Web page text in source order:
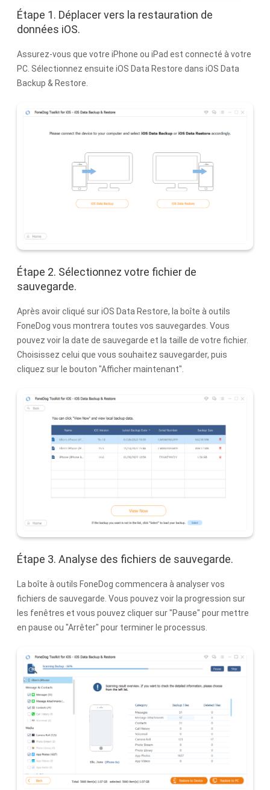
Étape 1. Déplacer vers la restauration de
données iOS.
Assurez-vous que votre iPhone ou iPad est connecté à votre
PC. Sélectionnez ensuite iOS Data Restore dans iOS Data
Backup & Restore.
Étape 2. Sélectionnez votre fichier de
sauvegarde.
Après avoir cliqué sur iOS Data Restore, la boîte à outils
FoneDog vous montrera toutes vos sauvegardes. Vous
pouvez voir la date de sauvegarde et la taille de votre fichier.
Choisissez celui que vous souhaitez sauvegarder, puis
cliquez sur le bouton "Afficher maintenant".
Étape 3. Analyse des fichiers de sauvegarde.
La boîte à outils FoneDog commencera à analyser vos
fichiers de sauvegarde. Vous pouvez voir la progression sur
les fenêtres et vous pouvez cliquer sur "Pause" pour mettre
en pause ou "Arrêter" pour terminer le processus.